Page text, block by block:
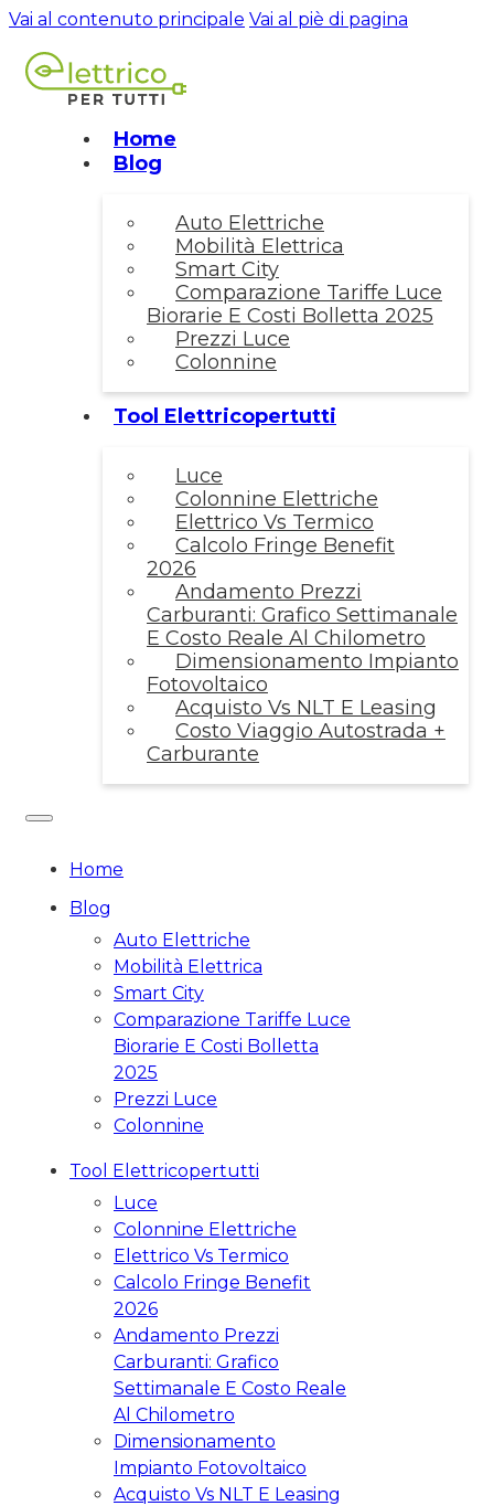
Vai al contenuto principale Vai al piè di pagina
Home
Blog
Auto Elettriche
Mobilità Elettrica
Smart City
Comparazione Tariffe Luce
Biorarie E Costi Bolletta 2025
Prezzi Luce
Colonnine
Tool Elettricopertutti
Luce
Colonnine Elettriche
Elettrico Vs Termico
Calcolo Fringe Benefit
2026
Andamento Prezzi
Carburanti: Grafico Settimanale
E Costo Reale Al Chilometro
Dimensionamento Impianto
Fotovoltaico
Acquisto Vs NLT E Leasing
Costo Viaggio Autostrada +
Carburante
Home
Blog
Auto Elettriche
Mobilità Elettrica
Smart City
Comparazione Tariffe Luce
Biorarie E Costi Bolletta
2025
Prezzi Luce
Colonnine
Tool Elettricopertutti
Luce
Colonnine Elettriche
Elettrico Vs Termico
Calcolo Fringe Benefit
2026
Andamento Prezzi
Carburanti: Grafico
Settimanale E Costo Reale
Al Chilometro
Dimensionamento
Impianto Fotovoltaico
Acquisto Vs NLT E Leasing